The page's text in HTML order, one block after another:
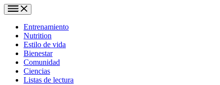
Entrenamiento
Nutrition
Estilo de vida
Bienestar
Comunidad
Ciencias
Listas de lectura